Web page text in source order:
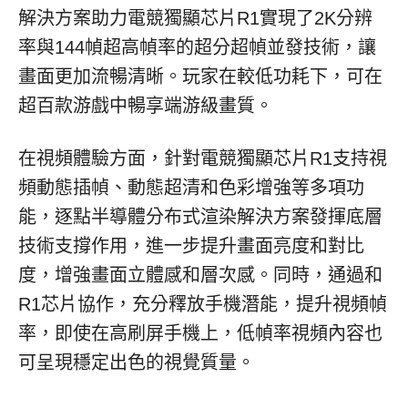
解決方案助力電競獨顯芯片R1實現了2K分辨
率與144幀超高幀率的超分超幀並發技術，讓
畫面更加流暢清晰。玩家在較低功耗下，可在
超百款游戲中暢享端游級畫質。
在視頻體驗方面，針對電競獨顯芯片R1支持視
頻動態插幀、動態超清和色彩增強等多項功
能，逐點半導體分布式渲染解決方案發揮底層
技術支撐作用，進一步提升畫面亮度和對比
度，增強畫面立體感和層次感。同時，通過和
R1芯片協作，充分釋放手機潛能，提升視頻幀
率，即使在高刷屏手機上，低幀率視頻內容也
可呈現穩定出色的視覺質量。